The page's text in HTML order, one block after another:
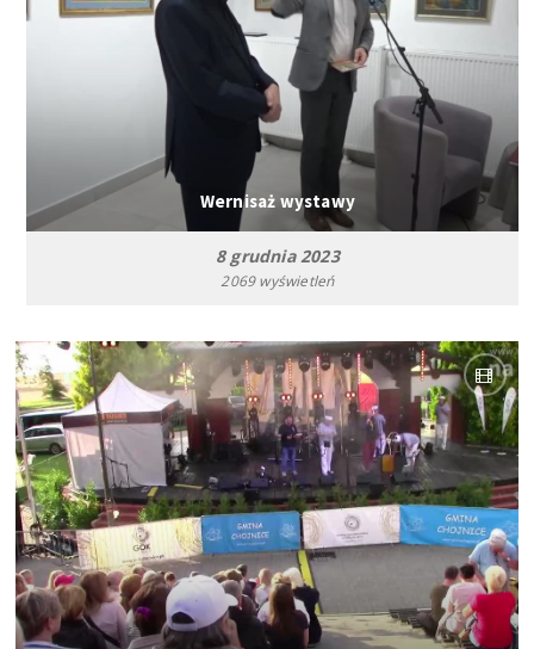
Wernisaż wystawy
8 grudnia 2023
2069 wyświetleń